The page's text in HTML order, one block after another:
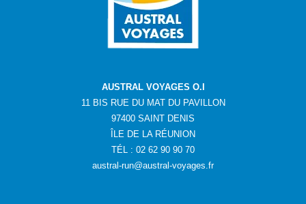
AUSTRAL VOYAGES O.I
11 BIS RUE DU MAT DU PAVILLON
97400 SAINT DENIS
ÎLE DE LA RÉUNION
TÉL : 02 62 90 90 70
austral-run@austral-voyages.fr